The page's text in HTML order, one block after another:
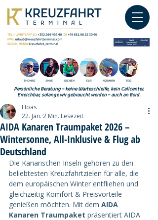
Persönliche Beratung – keine Warteschleife, kein Callcenter.
Erreichbar, solange wir gebraucht werden – auch an Bord.
AIDA Kanaren Traumpaket 2026 –
Wintersonne, All-Inklusive & Flug ab
Deutschland
Hoas
22. Jan. 2 Min. Lesezeit
Die Kanarischen Inseln gehören zu den
beliebtesten Kreuzfahrtzielen für alle, die
dem europäischen Winter entfliehen und
gleichzeitig Komfort & Preisvorteile
genießen möchten. Mit dem AIDA
Kanaren Traumpaket präsentiert AIDA